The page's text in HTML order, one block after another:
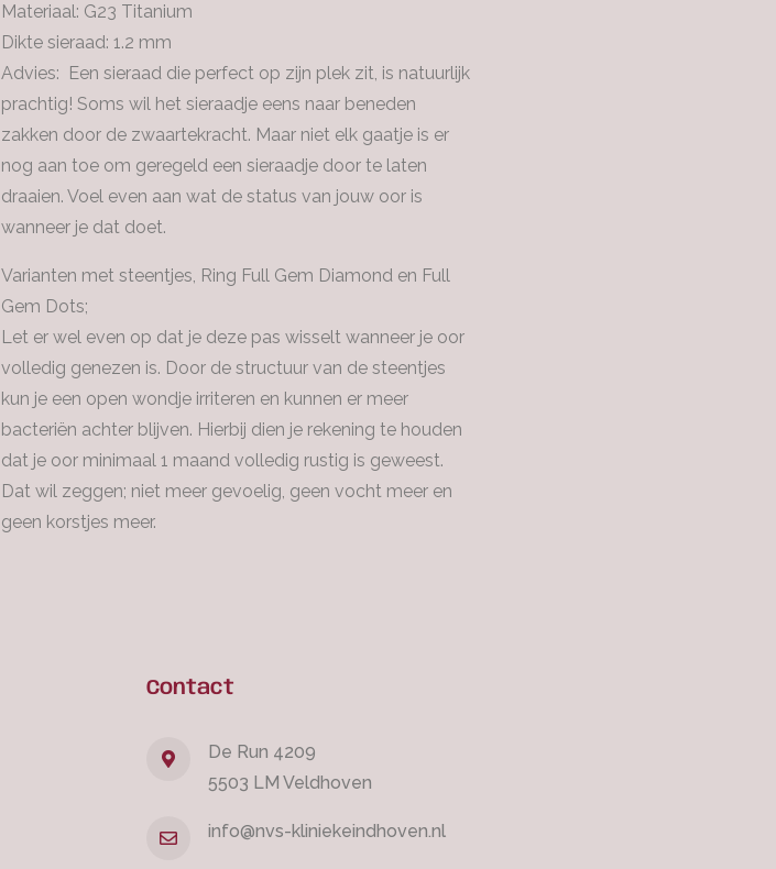
Materiaal: G23 Titanium
Dikte sieraad: 1.2 mm
Advies: Een sieraad die perfect op zijn plek zit, is natuurlijk
prachtig! Soms wil het sieraadje eens naar beneden
zakken door de zwaartekracht. Maar niet elk gaatje is er
nog aan toe om geregeld een sieraadje door te laten
draaien. Voel even aan wat de status van jouw oor is
wanneer je dat doet.
Varianten met steentjes, Ring Full Gem Diamond en Full
Gem Dots;
Let er wel even op dat je deze pas wisselt wanneer je oor
volledig genezen is. Door de structuur van de steentjes
kun je een open wondje irriteren en kunnen er meer
bacteriën achter blijven. Hierbij dien je rekening te houden
dat je oor minimaal 1 maand volledig rustig is geweest.
Dat wil zeggen; niet meer gevoelig, geen vocht meer en
geen korstjes meer.
Contact
De Run 4209
5503 LM Veldhoven
info@nvs-kliniekeindhoven.nl